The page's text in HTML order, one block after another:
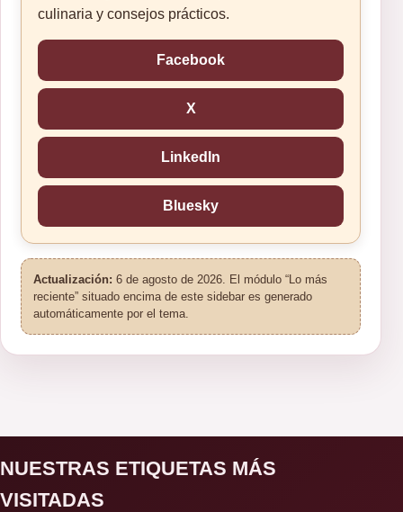
culinaria y consejos prácticos.
Facebook
X
LinkedIn
Bluesky
Actualización: 6 de agosto de 2026. El módulo “Lo más
reciente” situado encima de este sidebar es generado
automáticamente por el tema.
NUESTRAS ETIQUETAS MÁS
VISITADAS